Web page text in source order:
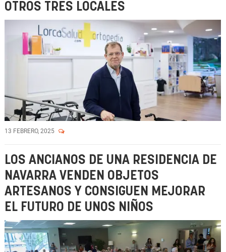
OTROS TRES LOCALES
13 FEBRERO, 2025
LOS ANCIANOS DE UNA RESIDENCIA DE
NAVARRA VENDEN OBJETOS
ARTESANOS Y CONSIGUEN MEJORAR
EL FUTURO DE UNOS NIÑOS